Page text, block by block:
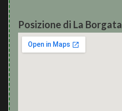
Posizione di La Borgata